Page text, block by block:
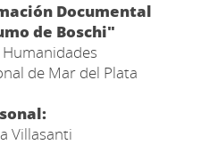
Documental
de Boschi"
de Mar del Plata
Villasanti